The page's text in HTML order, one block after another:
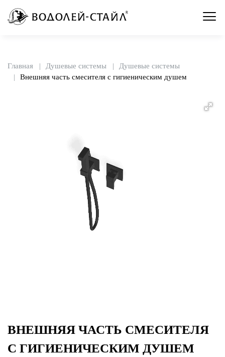
Главная Душевые системы
Душевые системы
Внешняя часть смесителя с гигиеническим душем
ВНЕШНЯЯ ЧАСТЬ СМЕСИТЕЛЯ
С ГИГИЕНИЧЕСКИМ ДУШЕМ